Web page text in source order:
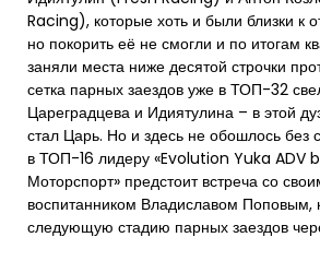
Racing), которые хоть и были близки к
но покорить её не смогли и по итогам
заняли места ниже десятой строчки
сетка парных заездов уже в ТОП-32
Цареградцева и Идиятулина – в этой
стал Царь. Но и здесь не обошлось без
в ТОП-16 лидеру «Evolution Yuka ADV
Моторспорт» предстоит встреча со
воспитанником Владиславом Поповым,
следующую стадию парных заездов